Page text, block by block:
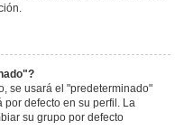
se usará el "predeterminado"
por defecto en su perfil. La
su grupo por defecto